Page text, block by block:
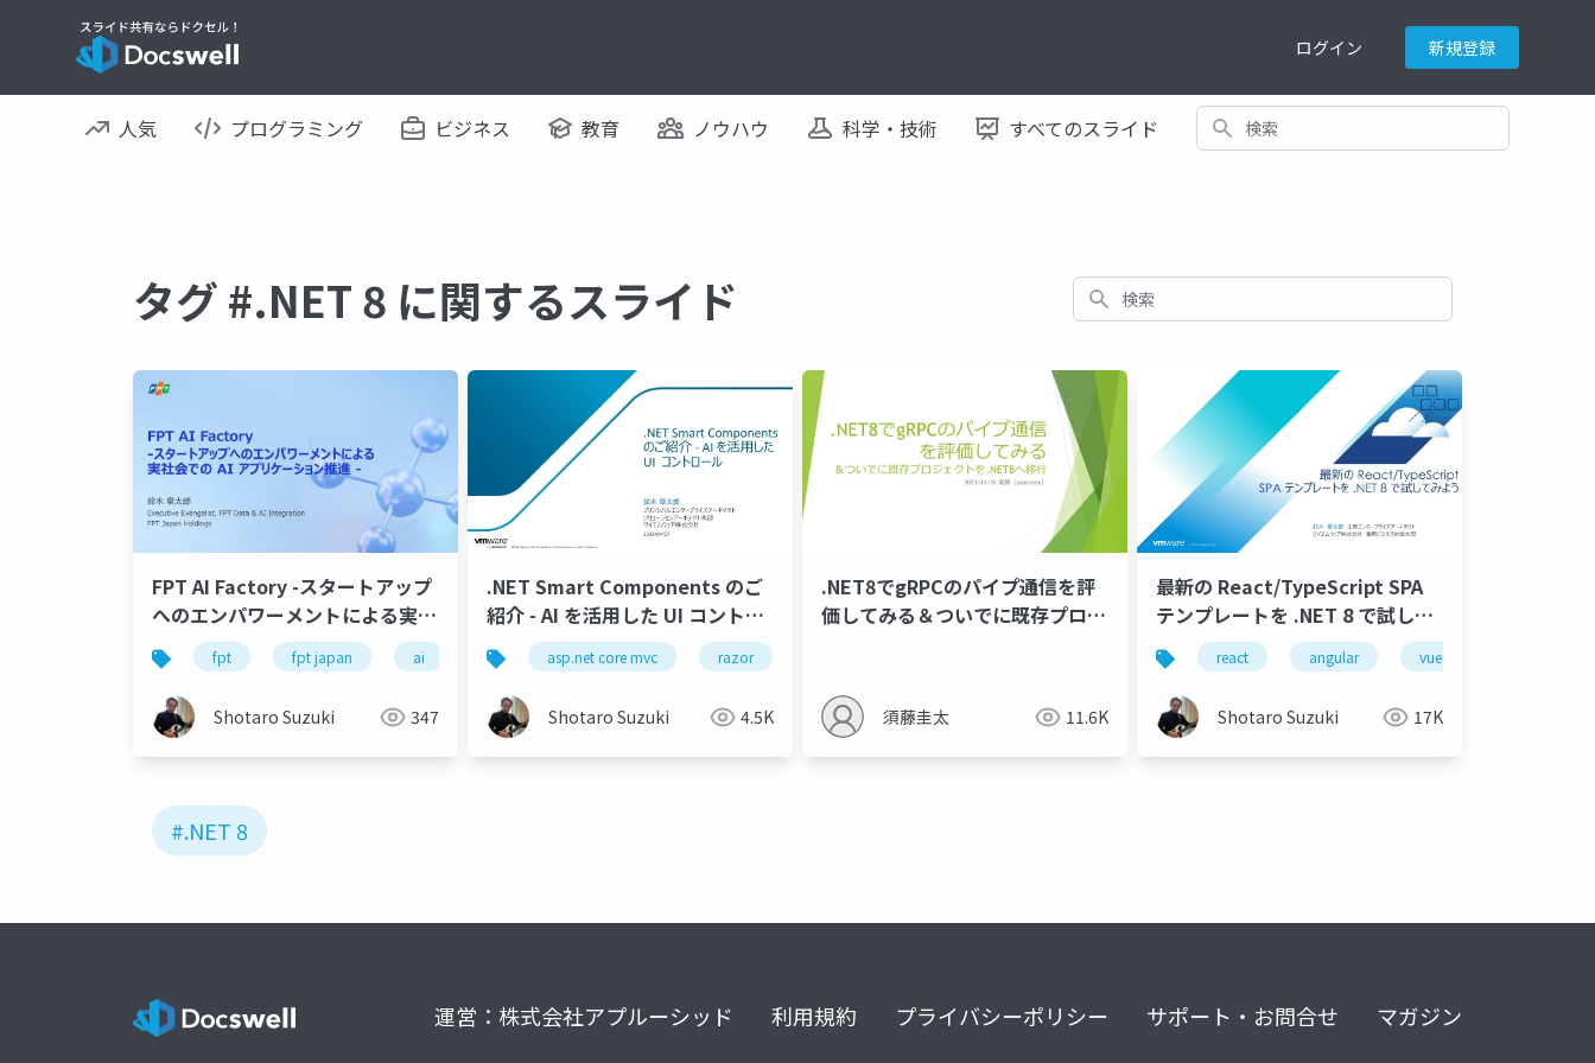
ログイン 新規登録
人気 プログラミング ビジネス 教育 ノウハウ 科学・技術 すべてのスライド 検索
タグ #.NET 8 に関するスライド 検索
FPT AI Factory -スタートアップ
へのエンパワーメントによる実社
会での AI アプリケーション推進 -
fpt fpt japan ai genai nvidia startup gemini vetex ai .net 8
Shotaro Suzuki 347
.NET Smart Components のご
紹介 - AI を活用した UI コントロ
ール
asp.net core mvc razor blazor c .net 8 .net smart components
Shotaro Suzuki 4.5K
.NET8でgRPCのパイプ通信を評
価してみる＆ついでに既存プロジ
須藤圭太 11.6K
最新の React/TypeScript SPA
テンプレートを .NET 8 で試して
みようreact angular vue
Shotaro Suzuki 17K
#.NET 8
運営：株式会社アプルーシッド 利用規約 プライバシーポリシー サポート・お問合せ マガジン